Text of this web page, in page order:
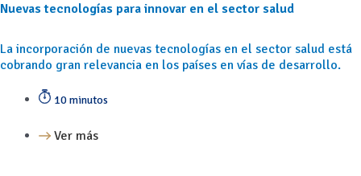
Nuevas tecnologías para innovar en el sector salud
La incorporación de nuevas tecnologías en el sector salud está
cobrando gran relevancia en los países en vías de desarrollo.
10 minutos
Ver más